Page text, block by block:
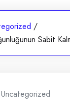
/
Sabit
Uncategorized